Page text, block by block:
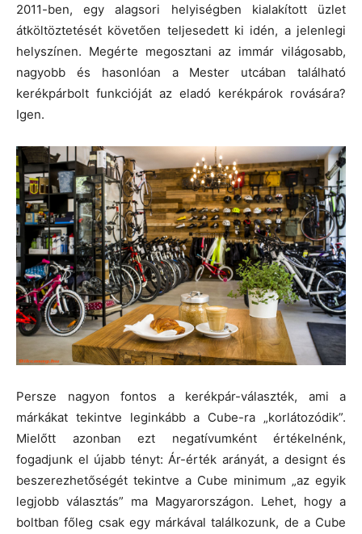
2011-ben, egy alagsori helyiségben kialakított üzlet
átköltöztetését követően teljesedett ki idén, a jelenlegi
helyszínen. Megérte megosztani az immár világosabb,
nagyobb és hasonlóan a Mester utcában található
kerékpárbolt funkcióját az eladó kerékpárok rovására?
Igen.
Persze nagyon fontos a kerékpár-választék, ami a
márkákat tekintve leginkább a Cube-ra „korlátozódik”.
Mielőtt azonban ezt negatívumként értékelnénk,
fogadjunk el újabb tényt: Ár-érték arányát, a designt és
beszerezhetőségét tekintve a Cube minimum „az egyik
legjobb választás” ma Magyarországon. Lehet, hogy a
boltban főleg csak egy márkával találkozunk, de a Cube